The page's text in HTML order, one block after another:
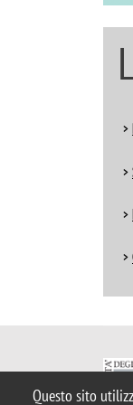
Questo sito